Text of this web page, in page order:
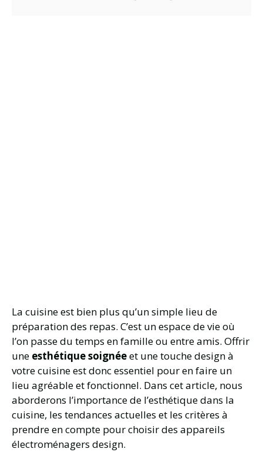
La cuisine est bien plus qu’un simple lieu de
préparation des repas. C’est un espace de vie où
l’on passe du temps en famille ou entre amis. Offrir
une esthétique soignéeet une touche design à
votre cuisine est donc essentiel pour en faire un
lieu agréable et fonctionnel. Dans cet article, nous
aborderons l’importance de l’esthétique dans la
cuisine, les tendances actuelles et les critères à
prendre en compte pour choisir des appareils
électroménagers design.